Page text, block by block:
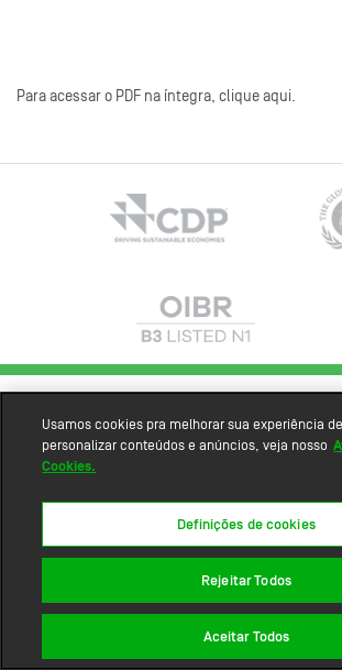
Para acessar o PDF na íntegra, clique aqui.
Usamos cookies pra melhorar sua experiência
personalizar conteúdos e anúncios, veja nosso
Cookies.
Definições de cookies
Rejeitar Todos
Aceitar Todos